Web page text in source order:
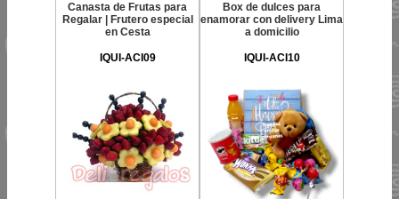
Canasta de Frutas para
Regalar | Frutero especial
en Cesta
IQUI-ACI09
Box de dulces para
enamorar con delivery Lima
a domicilio
IQUI-ACI10